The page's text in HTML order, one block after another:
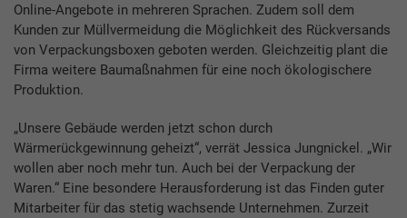
Online-Angebote in mehreren Sprachen. Zudem soll dem
Kunden zur Müllvermeidung die Möglichkeit des Rückversands
von Verpackungsboxen geboten werden. Gleichzeitig plant die
Firma weitere Baumaßnahmen für eine noch ökologischere
Produktion.
„Unsere Gebäude werden jetzt schon durch
Wärmerückgewinnung geheizt“, verrät Jessica Jungnickel. „Wir
wollen aber noch mehr tun. Auch bei der Verpackung der
Waren.“ Eine besondere Herausforderung ist das Finden guter
Mitarbeiter für das stetig wachsende Unternehmen. Zurzeit